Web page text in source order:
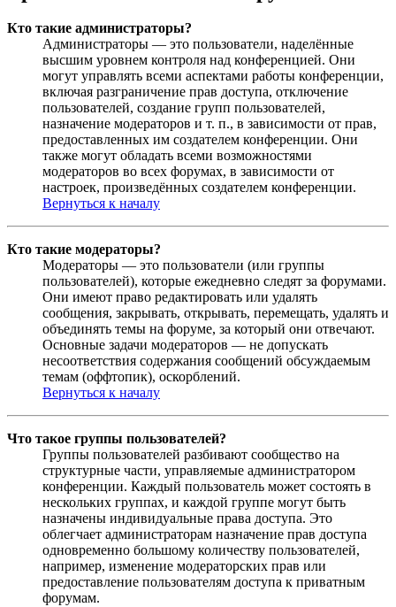
Кто такие администраторы?
Администраторы — это пользователи, наделённые
высшим уровнем контроля над конференцией. Они
могут управлять всеми аспектами работы конференции,
включая разграничение прав доступа, отключение
пользователей, создание групп пользователей,
назначение модераторов и т. п., в зависимости от прав,
предоставленных им создателем конференции. Они
также могут обладать всеми возможностями
модераторов во всех форумах, в зависимости от
настроек, произведённых создателем конференции.
Вернуться к началу
Кто такие модераторы?
Модераторы — это пользователи (или группы
пользователей), которые ежедневно следят за форумами.
Они имеют право редактировать или удалять
сообщения, закрывать, открывать, перемещать, удалять и
объединять темы на форуме, за который они отвечают.
Основные задачи модераторов — не допускать
несоответствия содержания сообщений обсуждаемым
темам (оффтопик), оскорблений.
Вернуться к началу
Что такое группы пользователей?
Группы пользователей разбивают сообщество на
структурные части, управляемые администратором
конференции. Каждый пользователь может состоять в
нескольких группах, и каждой группе могут быть
назначены индивидуальные права доступа. Это
облегчает администраторам назначение прав доступа
одновременно большому количеству пользователей,
например, изменение модераторских прав или
предоставление пользователям доступа к приватным
форумам.